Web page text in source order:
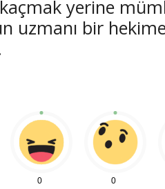
yerine
uzmanı bir
0 0